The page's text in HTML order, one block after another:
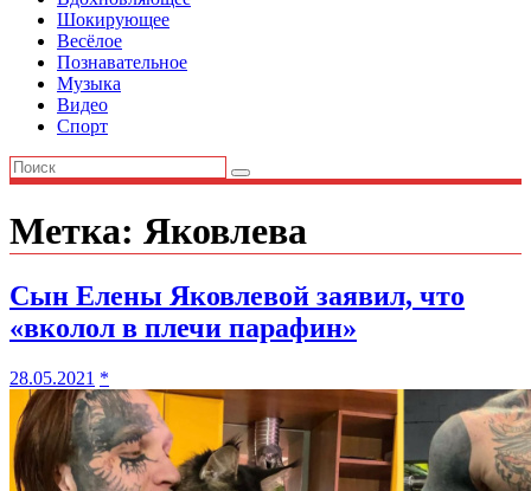
Шокирующее
Весёлое
Познавательное
Музыка
Видео
Спорт
Метка: Яковлева
Сын Елены Яковлевой заявил, что
«вколол в плечи парафин»
28.05.2021 *